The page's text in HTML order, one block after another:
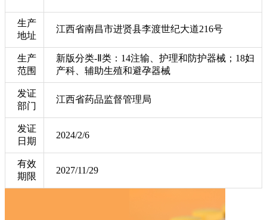
生产
地址
江西省南昌市进贤县李渡世纪大道216号
生产
范围
新版分类-Ⅱ类：14注输、护理和防护器械；18妇
产科、辅助生殖和避孕器械
发证
部门
江西省药品监督管理局
发证
日期
2024/2/6
有效
期限
2027/11/29